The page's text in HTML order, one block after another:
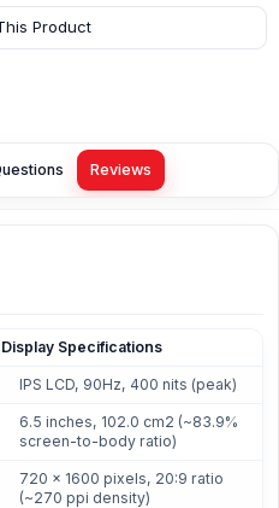
Product
Reviews
Specifications
IPS LCD, 90Hz, 400 nits (peak)
6.5 inches, 102.0 cm2 (~83.9%
screen-to-body ratio)
720 x 1600 pixels, 20:9 ratio
(~270 ppi density)